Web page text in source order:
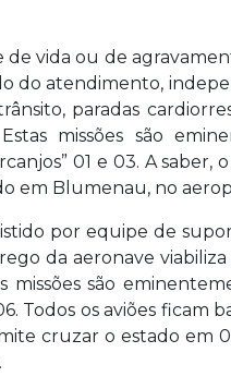
vida ou de
do atendimento,
paradas
missões são
01 e 03. A saber,
em Blumenau, no
por equipe de
da aeronave
são
Todos os aviões ficam
cruzar o estado em